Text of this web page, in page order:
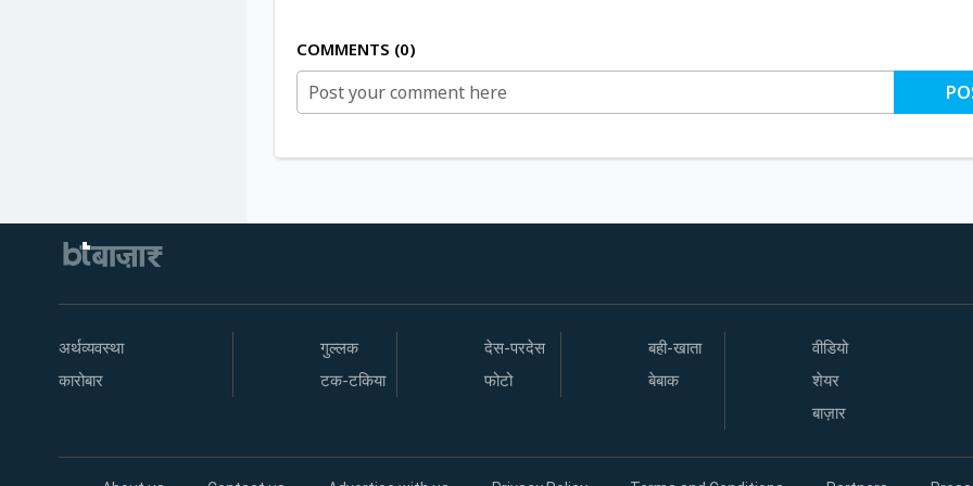
COMMENTS 0
अर्थव्यवस्था
कारोबार
गुल्लक
टक-टकिया
देस-परदेस
फोटो
बही-खाता
बेबाक
वीडियो
शेयर
बाज़ार